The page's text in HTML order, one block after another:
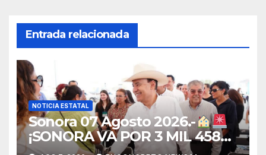
Entrada relacionada
NOTICIA ESTATAL
Sonora 07 Agosto 2026.-
¡SONORA VA POR 3 MIL 458
NUEVAS VIVIENDAS! DURAZO